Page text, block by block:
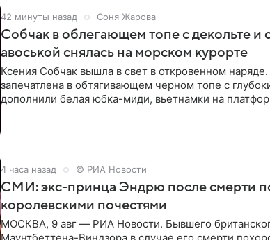
42 минуты назад Соня Жарова
Собчак в облегающем топе с декольте и
авоськой снялась на морском курорте
Ксения Собчак вышла в свет в откровенном
запечатлена в обтягивающем черном топе с
дополнили белая юбка-миди, вьетнамки на
4 часа назад © РИА Новости
СМИ: экс-принца Эндрю после смерти
королевскими почестями
МОСКВА, 9 авг — РИА Новости. Бывшего